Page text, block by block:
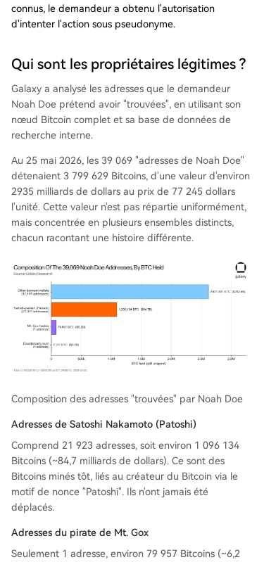
connus, le demandeur a obtenu l'autorisation
d'intenter l'action sous pseudonyme.
Qui sont les propriétaires légitimes ?
Galaxy a analysé les adresses que le demandeur
Noah Doe prétend avoir "trouvées", en utilisant son
nœud Bitcoin complet et sa base de données de
recherche interne.
Au 25 mai 2026, les 39 069 "adresses de Noah Doe"
détenaient 3 799 629 Bitcoins, d'une valeur d'environ
2935 milliards de dollars au prix de 77 245 dollars
l'unité. Cette valeur n'est pas répartie uniformément,
mais concentrée en plusieurs ensembles distincts,
chacun racontant une histoire différente.
Composition des adresses "trouvées" par Noah Doe
Adresses de Satoshi Nakamoto (Patoshi)
Comprend 21 923 adresses, soit environ 1 096 134
Bitcoins (~84,7 milliards de dollars). Ce sont des
Bitcoins minés tôt, liés au créateur du Bitcoin via le
motif de nonce "Patoshi". Ils n'ont jamais été
déplacés.
Adresses du pirate de Mt. Gox
Seulement 1 adresse, environ 79 957 Bitcoins (~6,2